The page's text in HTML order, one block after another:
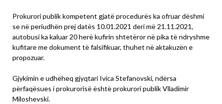
Prokurori publik kompetent gjatë procedurës ka ofruar dëshmi
se në periudhën prej datës 10.01.2021 deri më 21.11.2021,
autobusi ka kaluar 20 herë kufirin shtetëror në pika të ndryshme
kufitare me dokument të falsifikuar, thuhet në aktakuzën e
propozuar.
Gjykimin e udhëheq gjyqtari Ivica Stefanovski, ndërsa
përfaqësues i prokurorisë është prokurori publik Vlladimir
Miloshevski.